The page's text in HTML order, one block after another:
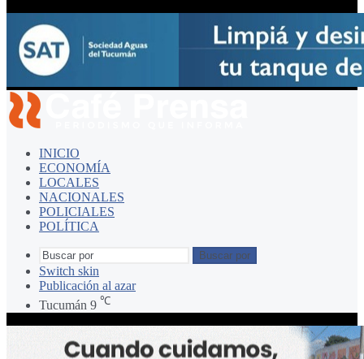
INICIO
ECONOMÍA
LOCALES
NACIONALES
POLICIALES
POLÍTICA
Buscar por
Switch skin
Publicación al azar
Tucumán 9 ℃